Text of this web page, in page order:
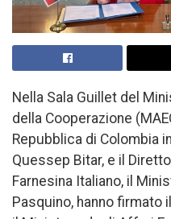
Nella Sala Guillet del
della Cooperazione
Repubblica di Colombia
Quessep Bitar, e il
Farnesina Italiano, il
Pasquino, hanno firmato